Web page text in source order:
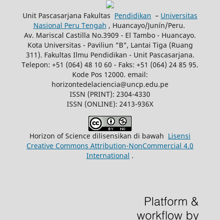
Unit Pascasarjana Fakultas Pendidikan – Universitas
Nasional Peru Tengah , Huancayo/Junín/Peru.
Av. Mariscal Castilla No.3909 - El Tambo - Huancayo.
Kota Universitas - Paviliun "B", Lantai Tiga (Ruang
311). Fakultas Ilmu Pendidikan - Unit Pascasarjana.
Telepon: +51 (064) 48 10 60 - Faks: +51 (064) 24 85 95.
Kode Pos 12000. email:
horizontedelaciencia@uncp.edu.pe
ISSN (PRINT): 2304-4330
ISSN (ONLINE): 2413-936X
Horizon of Science dilisensikan di bawah Lisensi
Creative Commons Attribution-NonCommercial 4.0
International .